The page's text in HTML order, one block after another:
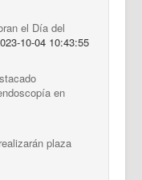
el Día del
10-04 10:43:55
en
plaza